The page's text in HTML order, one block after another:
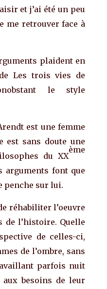
et j’ai été un peu
me retrouver face à
plaident en
Les trois vies de
le style
est une femme
est sans doute une
du XX
ème
arguments font que
penche sur lui.
réhabiliter l’oeuvre
de l’histoire. Quelle
de celles-ci,
de l’ombre, sans
parfois nuit
besoins de leur